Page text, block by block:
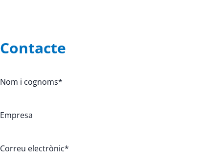
Contacte
Nom i cognoms*
Empresa
Correu electrònic*